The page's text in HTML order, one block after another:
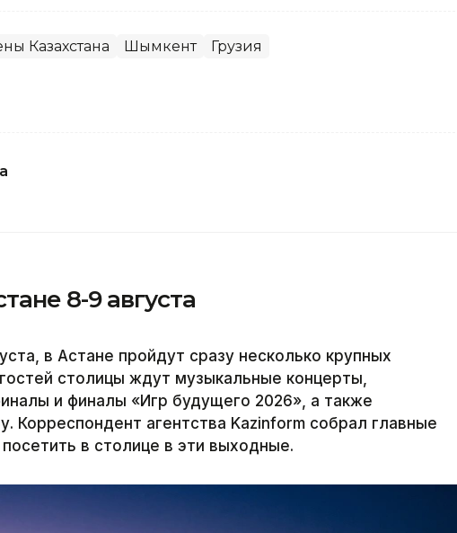
Казахстана Шымкент Грузия
8-9 августа
в Астане пройдут сразу несколько крупных
столицы ждут музыкальные концерты,
и финалы «Игр будущего 2026», а также
Корреспондент агентства Kazinform собрал главные
в столице в эти выходные.